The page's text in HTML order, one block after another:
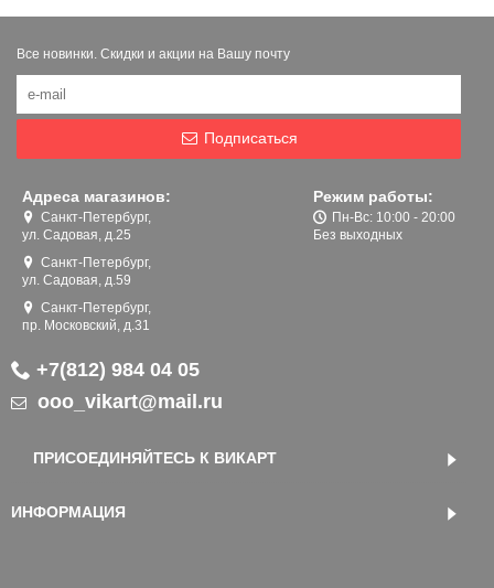
Все новинки. Скидки и акции на Вашу почту
Подписаться
Адреса магазинов:
Санкт-Петербург,
ул. Садовая, д.25
Санкт-Петербург,
ул. Садовая, д.59
Санкт-Петербург,
пр. Московский, д.31
Режим работы:
Пн-Вс: 10:00 - 20:00
Без выходных
+7(812) 984 04 05
ooo_vikart@mail.ru
ПРИСОЕДИНЯЙТЕСЬ К ВИКАРТ
ИНФОРМАЦИЯ